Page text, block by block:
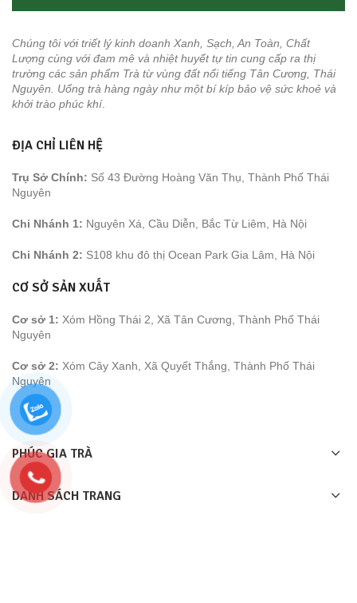
Chúng tôi với triết lý kinh doanh Xanh, Sạch, An Toàn, Chất
Lượng cùng với đam mê và nhiệt huyết tự tin cung cấp ra thị
trường các sản phẩm Trà từ vùng đất nổi tiếng Tân Cương, Thái
Nguyên. Uống trà hàng ngày như một bí kíp bảo vệ sức khoẻ và
khởi trào phúc khí.
ĐỊA CHỈ LIÊN HỆ
Trụ Sở Chính: Số 43 Đường Hoàng Văn Thụ, Thành Phố Thái
Nguyên
Chi Nhánh 1: Nguyên Xá, Cầu Diễn, Bắc Từ Liêm, Hà Nội
Chi Nhánh 2: S108 khu đô thị Ocean Park Gia Lâm, Hà Nội
CƠ SỞ SẢN XUẤT
Cơ sở 1: Xóm Hồng Thái 2, Xã Tân Cương, Thành Phố Thái
Nguyên
Cơ sở 2: Xóm Cây Xanh, Xã Quyết Thắng, Thành Phố Thái
Nguyên
PHÚC GIA TRÀ
DANH SÁCH TRANG